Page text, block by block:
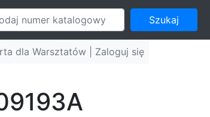
Szukaj
dla Warsztatów | Zaloguj się